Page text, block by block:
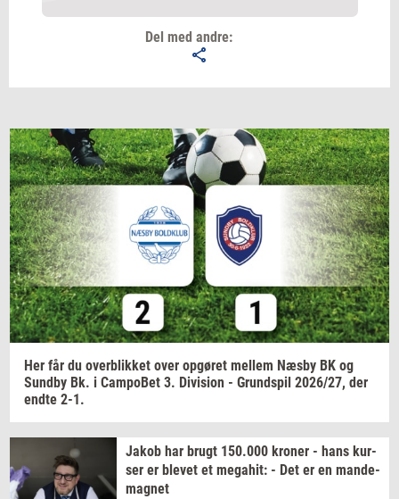
Navn
Jeg vil gerne modtage et nyhedsoverblik, samt
relevante tilbud og brugerfordele på mail. Det er altid
muligt at afmelde.
Privatlivspolitik.
Del med andre:
Her får du over­blik­ket over op­gø­ret mel­lem Næsby BK og
Sund­by Bk. i Cam­po­Bet 3. Di­vi­sion - Grund­spil 2026/27, der
endte 2-1.
Jakob har brugt 150.000 kro­ner - hans kur­
ser er ble­vet et me­ga­hit: - Det er en mande-​
magnet